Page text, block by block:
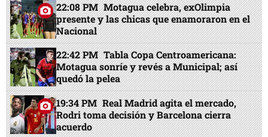
22:08 PM Motagua celebra, exOlimpia
presente y las chicas que enamoraron en el
Nacional
22:42 PM Tabla Copa Centroamericana:
Motagua sonríe y revés a Municipal; así
quedó la pelea
19:34 PM Real Madrid agita el mercado,
Rodri toma decisión y Barcelona cierra
acuerdo